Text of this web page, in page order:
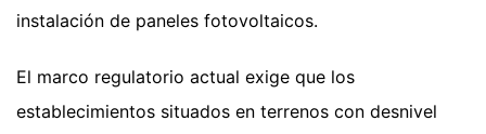
instalación de paneles fotovoltaicos.
El marco regulatorio actual exige que los
establecimientos situados en terrenos con desnivel